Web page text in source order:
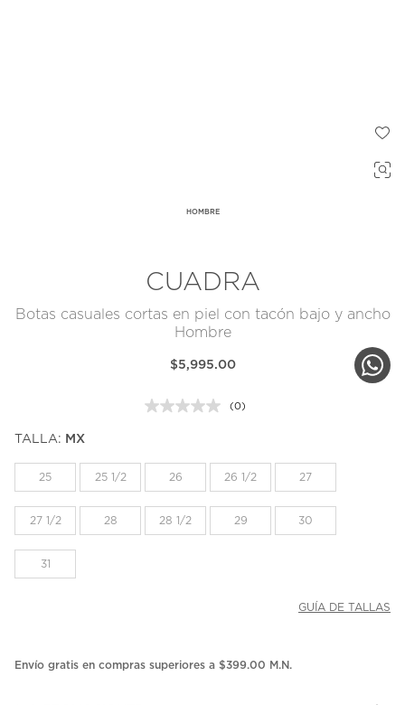
HOMBRE
CUADRA
Botas casuales cortas en piel con tacón bajo y ancho
Hombre
$5,995.00
Sin
la
misma
(0)
TALLA: MX
25 25 1/2 26 26 1/2 27
27 1/2 28 28 1/2 29 30
31
GUÍA DE TALLAS
Envío gratis en compras superiores a $399.00 M.N.